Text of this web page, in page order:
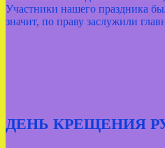
Участники нашего праздника
значит, по праву заслужили
ДЕНЬ КРЕЩЕНИЯ